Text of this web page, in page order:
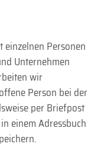
Personen
Unternehmen
wir
Person bei der
per Briefpost
einem Adress­buch